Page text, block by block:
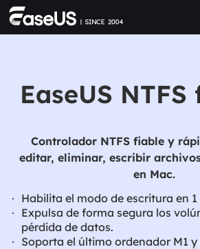
EaseUS
Controlador NTFS fiable y
editar, eliminar, escribir
en Mac.
Habilita el modo de escritura en 1
Expulsa de forma segura los
pérdida de datos.
Soporta el último ordenador M1 y